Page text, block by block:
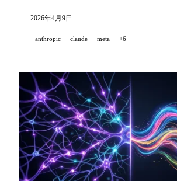
v0.37.0，Stability AI Brand Studio 等。
2026年4月9日
anthropic claude meta +6